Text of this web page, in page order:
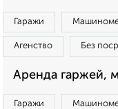
Гаражи
Агенство Без
Аренда гаржей,
Гаражи